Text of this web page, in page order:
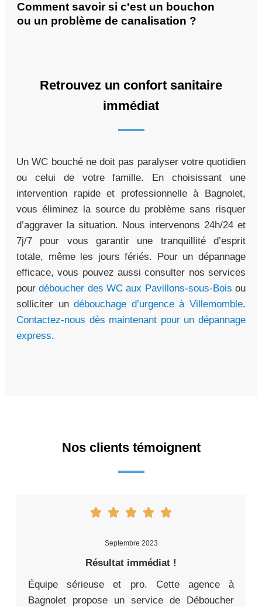
Comment savoir si c'est un bouchon
ou un problème de canalisation ?
Retrouvez un confort sanitaire
immédiat
Un WC bouché ne doit pas paralyser votre quotidien
ou celui de votre famille. En choisissant une
intervention rapide et professionnelle à Bagnolet,
vous éliminez la source du problème sans risquer
d’aggraver la situation. Nous intervenons 24h/24 et
7j/7 pour vous garantir une tranquillité d’esprit
totale, même les jours fériés. Pour un dépannage
efficace, vous pouvez aussi consulter nos services
pourdéboucher des WC aux Pavillons-sous-Bois ou
solliciter undébouchage d’urgence à Villemomble.
Contactez-nous dès maintenant pour un dépannage
express.
Nos clients témoignent
Septembre 2023
Résultat immédiat !
Équipe sérieuse et pro. Cette agence à
Bagnolet propose un service de Déboucher